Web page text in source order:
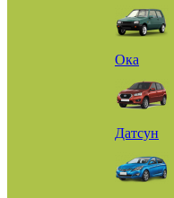
Ока
Датсун